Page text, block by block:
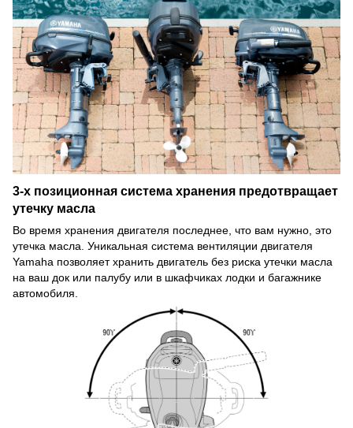
3-х позиционная система хранения предотвращает
утечку масла
Во время хранения двигателя последнее, что вам нужно, это
утечка масла. Уникальная система вентиляции двигателя
Yamaha позволяет хранить двигатель без риска утечки масла
на ваш док или палубу или в шкафчиках лодки и багажнике
автомобиля.